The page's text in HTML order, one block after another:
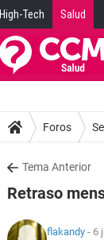
High-Tech Salud
Foros
Tema Anterior
Retraso
flakandy - 6